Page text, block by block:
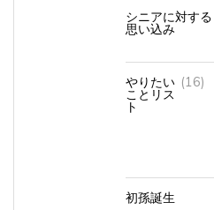
やりたい
ことリス
ト
(16)
初孫誕生